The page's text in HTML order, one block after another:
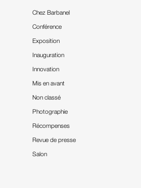
Chez Barbanel
Conférence
Exposition
Inauguration
Innovation
Mis en avant
Non classé
Photographie
Récompenses
Revue de presse
Salon